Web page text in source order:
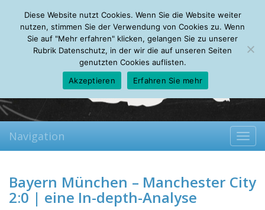
Saturday, 08.08.2026
Mein Account
About Autoren Leseempfehlungen FAQ
Navigation
Bayern München – Manchester City
2:0 | eine In-depth-Analyse
Diese Website nutzt Cookies. Wenn Sie die Website weiter
nutzen, stimmen Sie der Verwendung von Cookies zu. Wenn
Sie auf "Mehr erfahren" klicken, gelangen Sie zu unserer
Rubrik Datenschutz, in der wir die auf unseren Seiten
genutzten Cookies auflisten.
Akzeptieren
Erfahren Sie mehr